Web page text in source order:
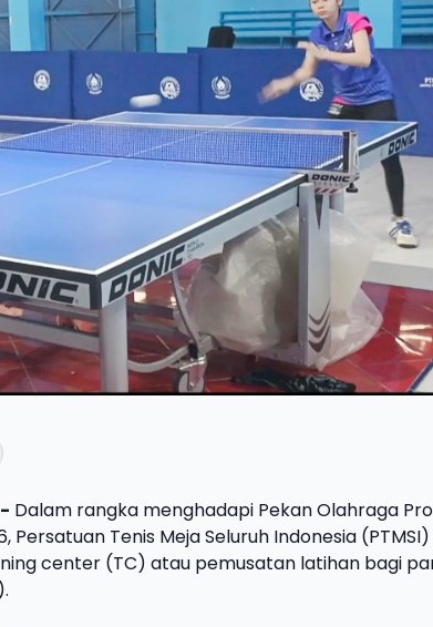
Dalam rangka menghadapi Pekan Olahraga
Tenis Meja Seluruh Indonesia (PTMSI)
center (TC) atau pemusatan latihan bagi